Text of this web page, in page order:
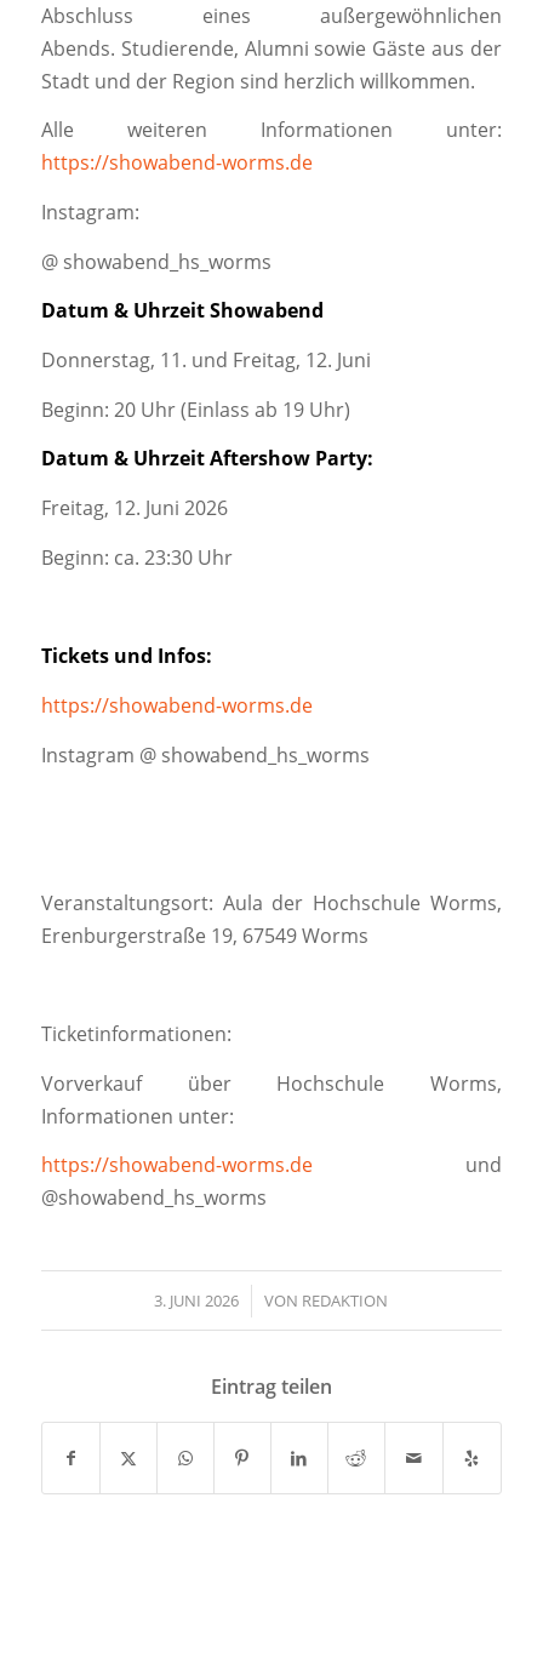
Abschluss eines außergewöhnlichen
Abends. Studierende, Alumni sowie Gäste aus der
Stadt und der Region sind herzlich willkommen.
Alle weiteren Informationen unter:
https://showabend-worms.de
Instagram:
@ showabend_hs_worms
Datum & Uhrzeit Showabend
Donnerstag, 11. und Freitag, 12. Juni
Beginn: 20 Uhr (Einlass ab 19 Uhr)
Datum & Uhrzeit Aftershow Party:
Freitag, 12. Juni 2026
Beginn: ca. 23:30 Uhr
Tickets und Infos:
https://showabend-worms.de
Instagram @ showabend_hs_worms
Veranstaltungsort: Aula der Hochschule Worms,
Erenburgerstraße 19, 67549 Worms
Ticketinformationen:
Vorverkauf über Hochschule Worms,
Informationen unter:
https://showabend-worms.deund
@showabend_hs_worms
3. JUNI 2026
/ VON REDAKTION
Eintrag teilen